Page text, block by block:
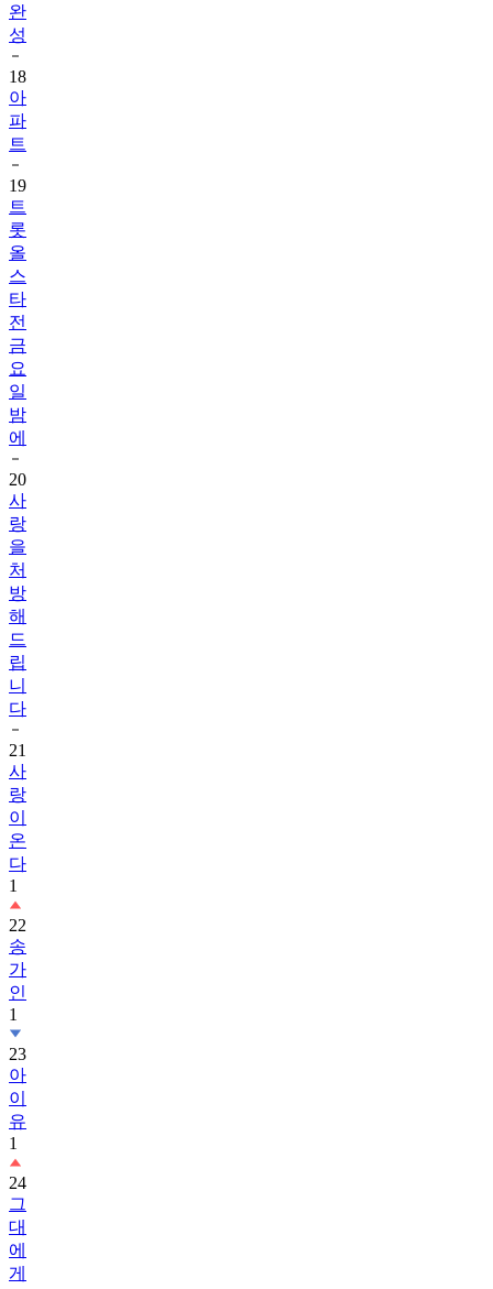
완
성
18
아
파
트
19
트
롯
올
스
타
전
금
요
일
밤
에
20
사
랑
을
처
방
해
드
립
니
다
21
사
랑
이
온
다
1
22
송
가
인
1
23
아
이
유
1
24
그
대
에
게